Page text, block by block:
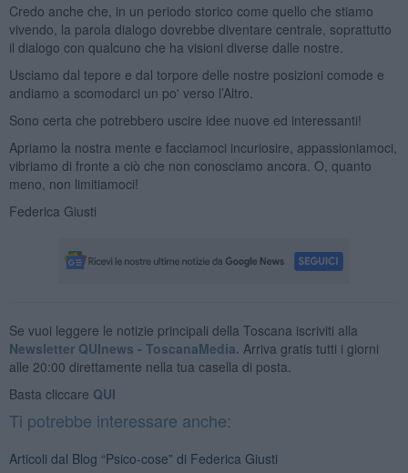
Credo anche che, in un periodo storico come quello che stiamo
vivendo, la parola dialogo dovrebbe diventare centrale, soprattutto
il dialogo con qualcuno che ha visioni diverse dalle nostre.
Usciamo dal tepore e dal torpore delle nostre posizioni comode e
andiamo a scomodarci un po' verso l’Altro.
Sono certa che potrebbero uscire idee nuove ed interessanti!
Apriamo la nostra mente e facciamoci incuriosire, appassioniamoci,
vibriamo di fronte a ciò che non conosciamo ancora. O, quanto
meno, non limitiamoci!
Federica Giusti
Se vuoi leggere le notizie principali della Toscana iscriviti alla
Newsletter QUInews - ToscanaMedia. Arriva gratis tutti i giorni
alle 20:00 direttamente nella tua casella di posta.
Basta cliccare QUI
Ti potrebbe interessare anche:
Articoli dal Blog “Psico-cose” di Federica Giusti